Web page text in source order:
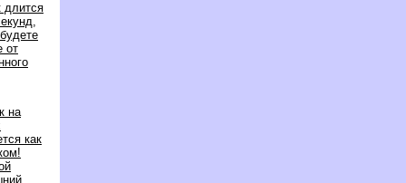
длится
на
как